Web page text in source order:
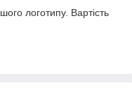
логотипу. Вартість